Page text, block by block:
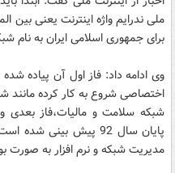
ملی ندرایم واژه اینترنت یعنی
برای جمهوری اسلامی ایران به نام
وی ادامه داد: فاز اول آن پیاده
اختصاصی شروع به کار کرده مانند
شبکه سلامت و مالیات،فاز بعدی
پایان سال 92 پیش
مدیریت شبکه و نرم افزار به صورت